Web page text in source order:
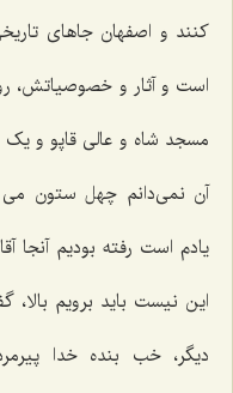
کنند و اصفهان جاهای
است و آثار و خصوصیاتش،
مسجد شاه و عالی قاپو و یک
آن نمی‌دانم چهل ستون
یادم است رفته بودیم آنجا
این نیست باید برویم
دیگر، خب بنده خدا